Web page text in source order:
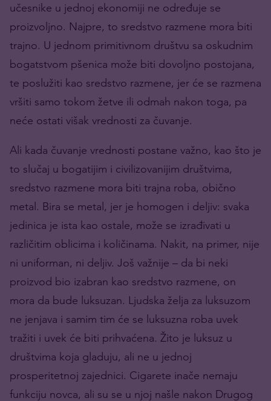
učesnike u jednoj ekonomiji ne određuje se
proizvoljno. Najpre, to sredstvo razmene mora biti
trajno. U jednom primitivnom društvu sa oskudnim
bogatstvom pšenica može biti dovoljno postojana,
te poslužiti kao sredstvo razmene, jer će se razmena
vršiti samo tokom žetve ili odmah nakon toga, pa
neće ostati višak vrednosti za čuvanje.
Ali kada čuvanje vrednosti postane važno, kao što je
to slučaj u bogatijim i civilizovanijim društvima,
sredstvo razmene mora biti trajna roba, obično
metal. Bira se metal, jer je homogen i deljiv: svaka
jedinica je ista kao ostale, može se izrađivati u
različitim oblicima i količinama. Nakit, na primer, nije
ni uniforman, ni deljiv. Još važnije – da bi neki
proizvod bio izabran kao sredstvo razmene, on
mora da bude luksuzan. Ljudska želja za luksuzom
ne jenjava i samim tim će se luksuzna roba uvek
tražiti i uvek će biti prihvaćena. Žito je luksuz u
društvima koja gladuju, ali ne u jednoj
prosperitetnoj zajednici. Cigarete inače nemaju
funkciju novca, ali su se u njoj našle nakon Drugog